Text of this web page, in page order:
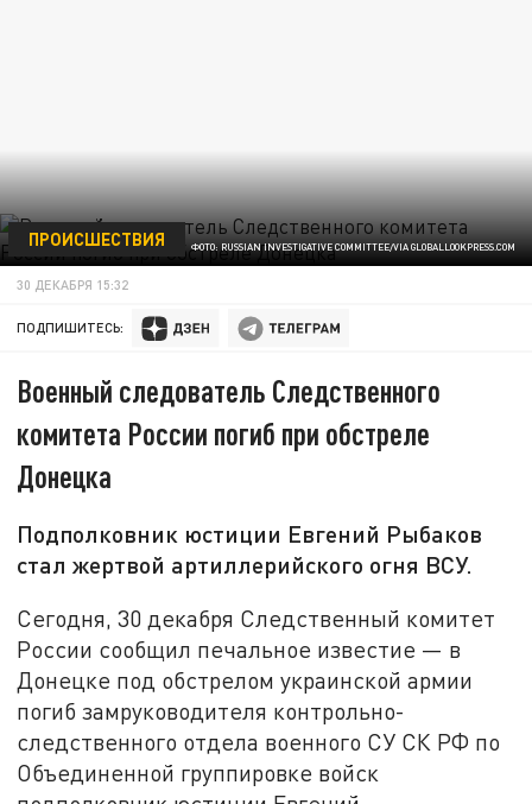
ФОТО: RUSSIAN INVESTIGATIVE COMMITTEE/VIA GLOBALLOOKPRESS.COM
ПРОИСШЕСТВИЯ
30 ДЕКАБРЯ 15:32
ПОДПИШИТЕСЬ:
Военный следователь Следственного
комитета России погиб при обстреле
Донецка
Подполковник юстиции Евгений Рыбаков
стал жертвой артиллерийского огня ВСУ.
Сегодня, 30 декабря Следственный комитет
России сообщил печальное известие — в
Донецке под обстрелом украинской армии
погиб замруководителя контрольно-
следственного отдела военного СУ СК РФ по
Объединенной группировке войск